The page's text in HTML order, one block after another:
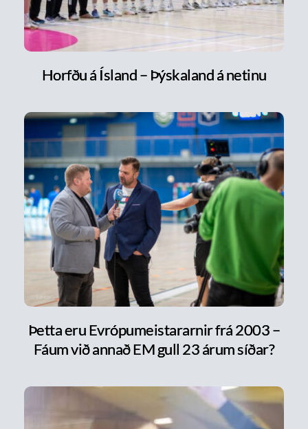
Horfðu á Ísland – Þýskaland á netinu
Þetta eru Evrópumeistararnir frá 2003 –
Fáum við annað EM gull 23 árum síðar?